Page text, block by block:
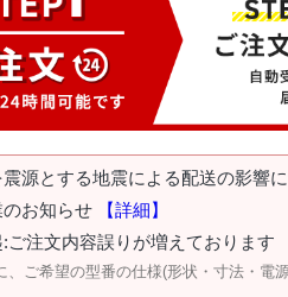
源とする地震による配送の影響
お知らせ
【詳細】
ご注文内容誤りが増えております
、ご希望の型番の仕様(形状・寸法・電